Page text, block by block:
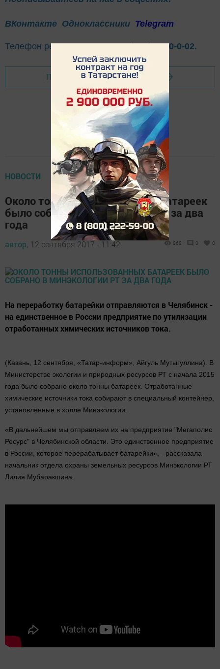
ВКонтакте Одноклассники Telegram
Телефон рекламного отдела8(843)47-30-0-02.
Перейти на страницу новости
НОВОСТИ
Около тонны использованных батареек
было собрано в Минэкологии РТ за два
года
автор, 12 сентября 2017 - 11:42 868 0 0
На переработку батарейки отправляются в Челябинск -
на единственное в России предприятие по утилизации
отработанных химических источников тока.
(Казань, 12 сентября, «Татар-информ», Айгуль Мутыгуллина). В
Министерстве экологии и природных ресурсов РТ с начала 2015
года было собрано около тонны батареек. Отработанные
химические источники тока собирают в специальный контейнер,
установленные в холле Минэкологии.
«В дальнейшем мы отправляем их на предприятие "Мегаполис
Ресурс" в Челябинской области. Это единственное предприятие
в России, которое перерабатывает батарейки», - рассказала
начальник отдела охраны земельных ресурсов Минэкологии РТ
Лилия Мубаракшина.